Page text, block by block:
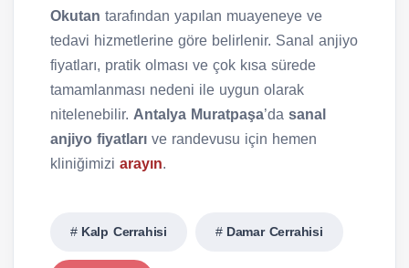
Okutan tarafından yapılan muayeneye ve
tedavi hizmetlerine göre belirlenir. Sanal anjiyo
fiyatları, pratik olması ve çok kısa sürede
tamamlanması nedeni ile uygun olarak
nitelenebilir. Antalya Muratpaşa’da sanal
anjiyo fiyatları ve randevusu için hemen
kliniğimizi arayın.
Kalp Cerrahisi Damar Cerrahisi